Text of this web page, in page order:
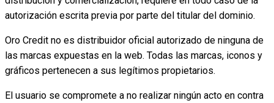
autorización escrita previa por parte del titular del dominio.
Oro Credit no es distribuidor oficial autorizado de ninguna de
las marcas expuestas en la web. Todas las marcas, iconos y
gráficos pertenecen a sus legítimos propietarios.
El usuario se compromete a no realizar ningún acto en contra